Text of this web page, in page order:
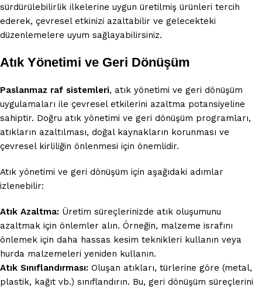
sürdürülebilirlik ilkelerine uygun üretilmiş ürünleri tercih
ederek, çevresel etkinizi azaltabilir ve gelecekteki
düzenlemelere uyum sağlayabilirsiniz.
Atık Yönetimi ve Geri Dönüşüm
Paslanmaz raf sistemleri, atık yönetimi ve geri dönüşüm
uygulamaları ile çevresel etkilerini azaltma potansiyeline
sahiptir. Doğru atık yönetimi ve geri dönüşüm programları,
atıkların azaltılması, doğal kaynakların korunması ve
çevresel kirliliğin önlenmesi için önemlidir.
Atık yönetimi ve geri dönüşüm için aşağıdaki adımlar
izlenebilir:
Atık Azaltma: Üretim süreçlerinizde atık oluşumunu
azaltmak için önlemler alın. Örneğin, malzeme israfını
önlemek için daha hassas kesim teknikleri kullanın veya
hurda malzemeleri yeniden kullanın.
Atık Sınıflandırması: Oluşan atıkları, türlerine göre (metal,
plastik, kağıt vb.) sınıflandırın. Bu, geri dönüşüm süreçlerini